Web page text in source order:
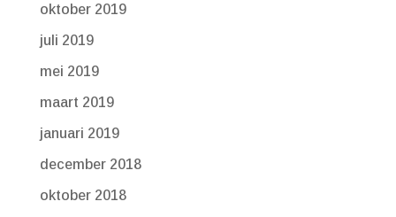
oktober 2019
juli 2019
mei 2019
maart 2019
januari 2019
december 2018
oktober 2018